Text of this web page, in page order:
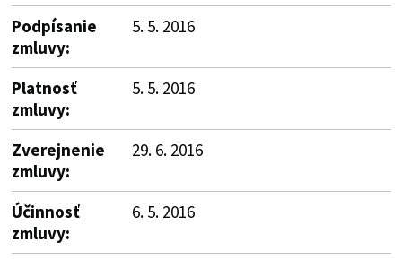
Podpísanie
zmluvy:
5. 5. 2016
Platnosť
zmluvy:
5. 5. 2016
Zverejnenie
zmluvy:
29. 6. 2016
Účinnosť
zmluvy:
6. 5. 2016